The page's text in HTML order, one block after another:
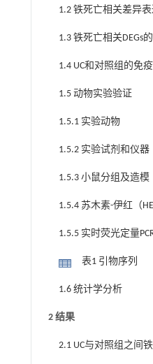
1.2 铁死亡相关差异
1.3 铁死亡相关DEGs
蛋白-蛋白相互作用网络
1.4 UC和对照组的免
点基因（ICGs）
1.5 动物实验验证
1.5.1 实验动物
1.5.2 实验试剂和仪器
1.5.3 小鼠分组及造模
1.5.4 苏木素-伊红（
1.5.5 实时荧光定量
相关基因的表达目的基因
表1 引物序列
1.6 统计学分析
2 结果
2.1 UC与对照组之间